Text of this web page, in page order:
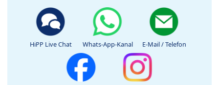
HiPP Live Chat Whats-App-Kanal E-Mail / Telefon